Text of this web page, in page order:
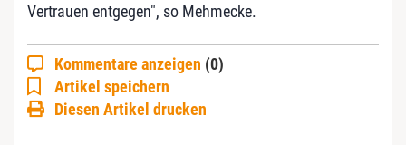
Vertrauen entgegen", so Mehmecke.
Kommentare anzeigen (0)
Artikel speichern
Diesen Artikel drucken